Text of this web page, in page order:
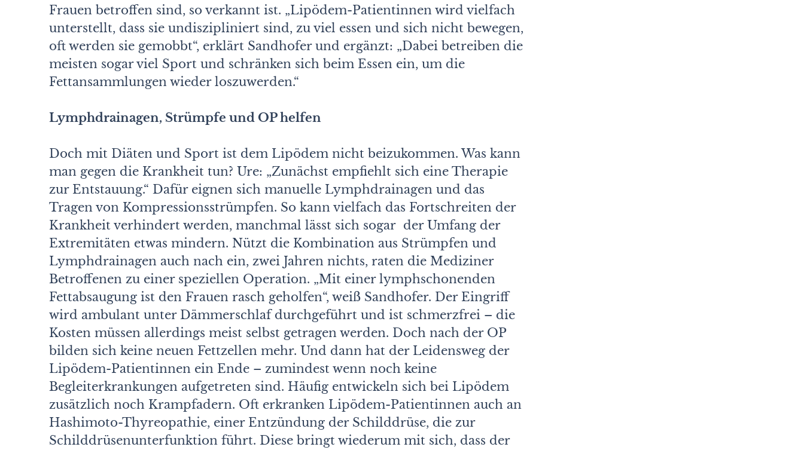
Frauen betroffen sind, so verkannt ist. „Lipödem-Patientinnen wird vielfach
unterstellt, dass sie undiszipliniert sind, zu viel essen und sich nicht bewegen,
oft werden sie gemobbt“, erklärt Sandhofer und ergänzt: „Dabei betreiben die
meisten sogar viel Sport und schränken sich beim Essen ein, um die
Fettansammlungen wieder loszuwerden.“
Lymphdrainagen, Strümpfe und OP helfen
Doch mit Diäten und Sport ist dem Lipödem nicht beizukommen. Was kann
man gegen die Krankheit tun? Ure: „Zunächst empfiehlt sich eine Therapie
zur Entstauung.“ Dafür eignen sich manuelle Lymphdrainagen und das
Tragen von Kompressionsstrümpfen. So kann vielfach das Fortschreiten der
Krankheit verhindert werden, manchmal lässt sich sogar der Umfang der
Extremitäten etwas mindern. Nützt die Kombination aus Strümpfen und
Lymphdrainagen auch nach ein, zwei Jahren nichts, raten die Mediziner
Betroffenen zu einer speziellen Operation. „Mit einer lymphschonenden
Fettabsaugung ist den Frauen rasch geholfen“, weiß Sandhofer. Der Eingriff
wird ambulant unter Dämmerschlaf durchgeführt und ist schmerzfrei – die
Kosten müssen allerdings meist selbst getragen werden. Doch nach der OP
bilden sich keine neuen Fettzellen mehr. Und dann hat der Leidensweg der
Lipödem-Patientinnen ein Ende – zumindest wenn noch keine
Begleiterkrankungen aufgetreten sind. Häufig entwickeln sich bei Lipödem
zusätzlich noch Krampfadern. Oft erkranken Lipödem-Patientinnen auch an
Hashimoto-Thyreopathie, einer Entzündung der Schilddrüse, die zur
Schilddrüsenunterfunktion führt. Diese bringt wiederum mit sich, dass der